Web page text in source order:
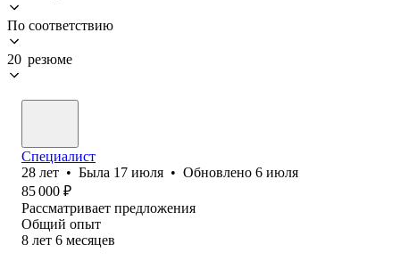
По соответствию
20 резюме
Специалист
28 лет • Была 17 июля • Обновлено 6 июля
85 000 ₽
Рассматривает предложения
Общий опыт
8 лет 6 месяцев